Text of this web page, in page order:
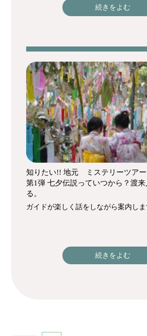
続きをよむ
知りたい!! 地元 ミステリーツアー
第1弾 七夕伝説っていつから？渡来
る。
ガイドが楽しく話をしながら案内しま
続きをよむ